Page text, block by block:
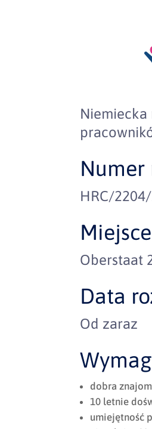
Niemiecka
Numer
HRC/
Oberstaat
Data
Od zaraz
dobra
10 letnie
umiejętność